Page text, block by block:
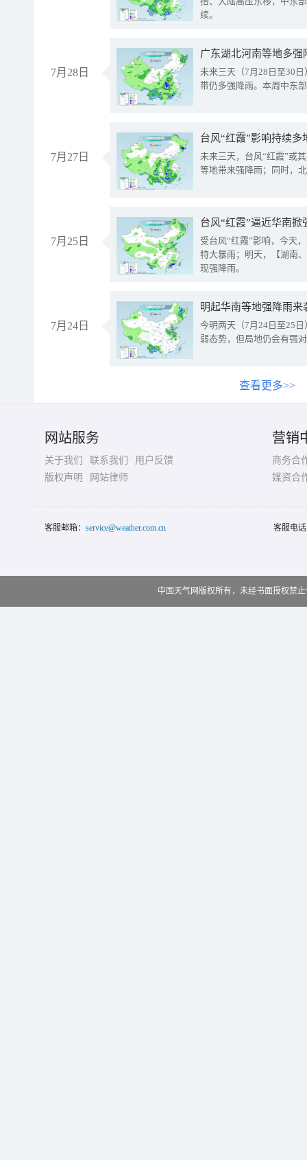
续。
7月28日
广东湖北河南等地多
未来三天（7月28日至30
带仍多强降雨。本周中东
7月27日
台风“红霞”影响持续
未来三天，台风“红霞”或
等地带来强降雨；同时，
7月25日
台风“红霞”逼近华南
受台风“红霞”影响，今天
特大暴雨；明天，【湖南
现强降雨。
7月24日
明起华南等地强降雨
今明两天（7月24日至25
弱态势，但局地仍会有强
查看更多>>
网站服务
关于我们 联系我们
用户反馈
版权声明
网站律师
营销
商务合
媒资合
客服邮箱： service@weather.com.cn 客服电
中国天气网版权所有，未经书面授权